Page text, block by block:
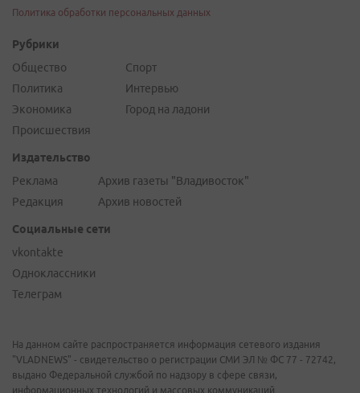
Политика обработки персональных данных
Рубрики
Общество
Политика
Экономика
Происшествия
Спорт
Интервью
Город на ладони
Издательство
Реклама
Редакция
Архив газеты "Владивосток"
Архив новостей
Социальные сети
vkontakte
Одноклассники
Телеграм
На данном сайте распространяется информация сетевого издания
"VLADNEWS" - свидетельство о регистрации СМИ ЭЛ № ФС 77 - 72742,
выдано Федеральной службой по надзору в сфере связи,
информационных технологий и массовых коммуникаций